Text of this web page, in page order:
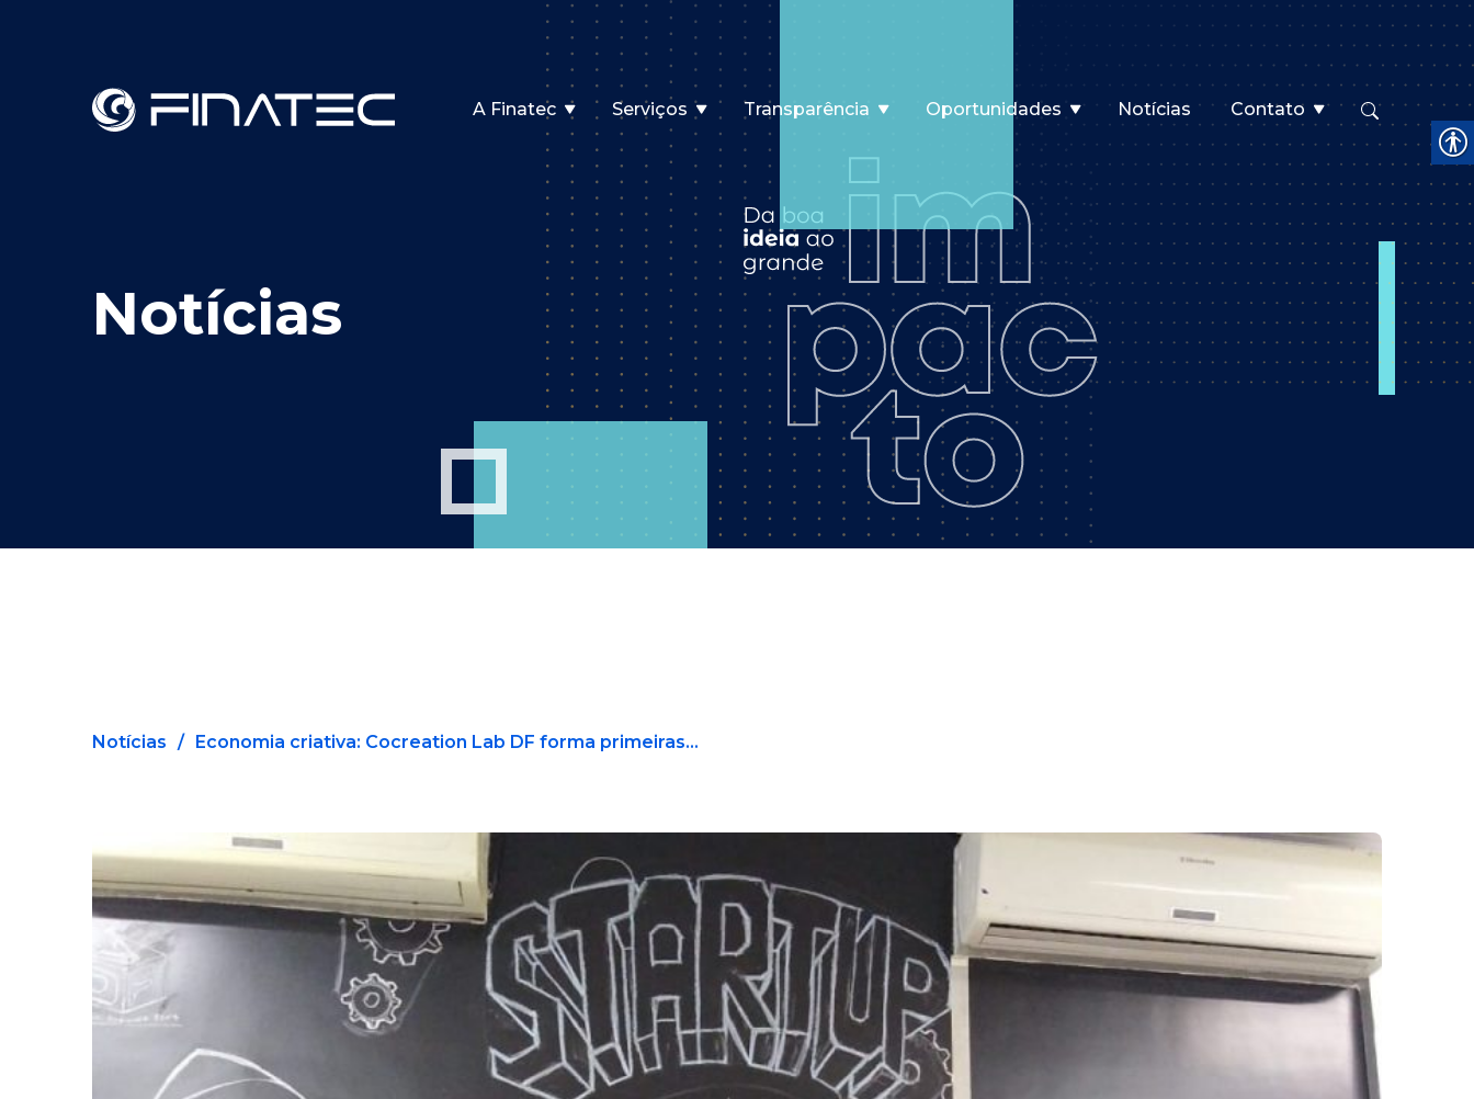
A Finatec Serviços Transparência Oportunidades Notícias Contato
Notícias
Notícias / Economia criativa: Cocreation Lab DF forma primeiras...